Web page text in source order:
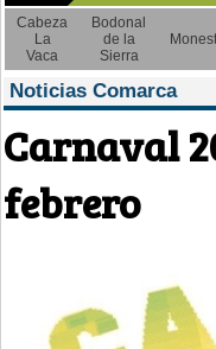
Cabeza
La
Vaca
Bodonal
de la
Sierra
Noticias Comarca
Carnaval
febrero